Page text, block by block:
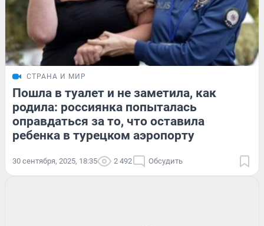
СТРАНА И МИР
Пошла в туалет и не заметила, как
родила: россиянка попыталась
оправдаться за то, что оставила
ребенка в турецком аэропорту
30 сентября, 2025, 18:35 2 492 Обсудить